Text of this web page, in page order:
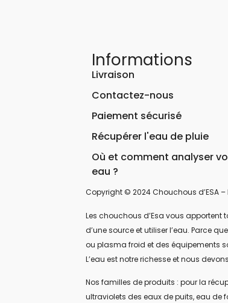
Informations
Livraison
Contactez-nous
Paiement sécurisé
Récupérer l'eau de pluie
Où et comment analyser
eau ?
Copyright © 2024 Chouchous d’ESA
Les chouchous d’Esa vous apportent
d’une source et utiliser l’eau. Parce
ou plasma froid et des équipements
L’eau est notre richesse et nous
Nos familles de produits : pour la
ultraviolets des eaux de puits, eau de